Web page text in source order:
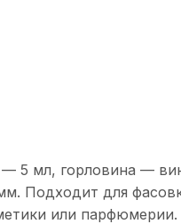
5 мл, горловина —
Подходит для
или парфюмерии.